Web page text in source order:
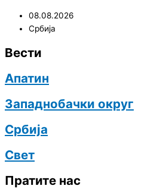
08.08.2026
Србија
Вести
Апатин
Западнобачки округ
Србија
Свет
Пратите нас